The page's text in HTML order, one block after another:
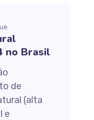
no Brasil
de
(alta
e